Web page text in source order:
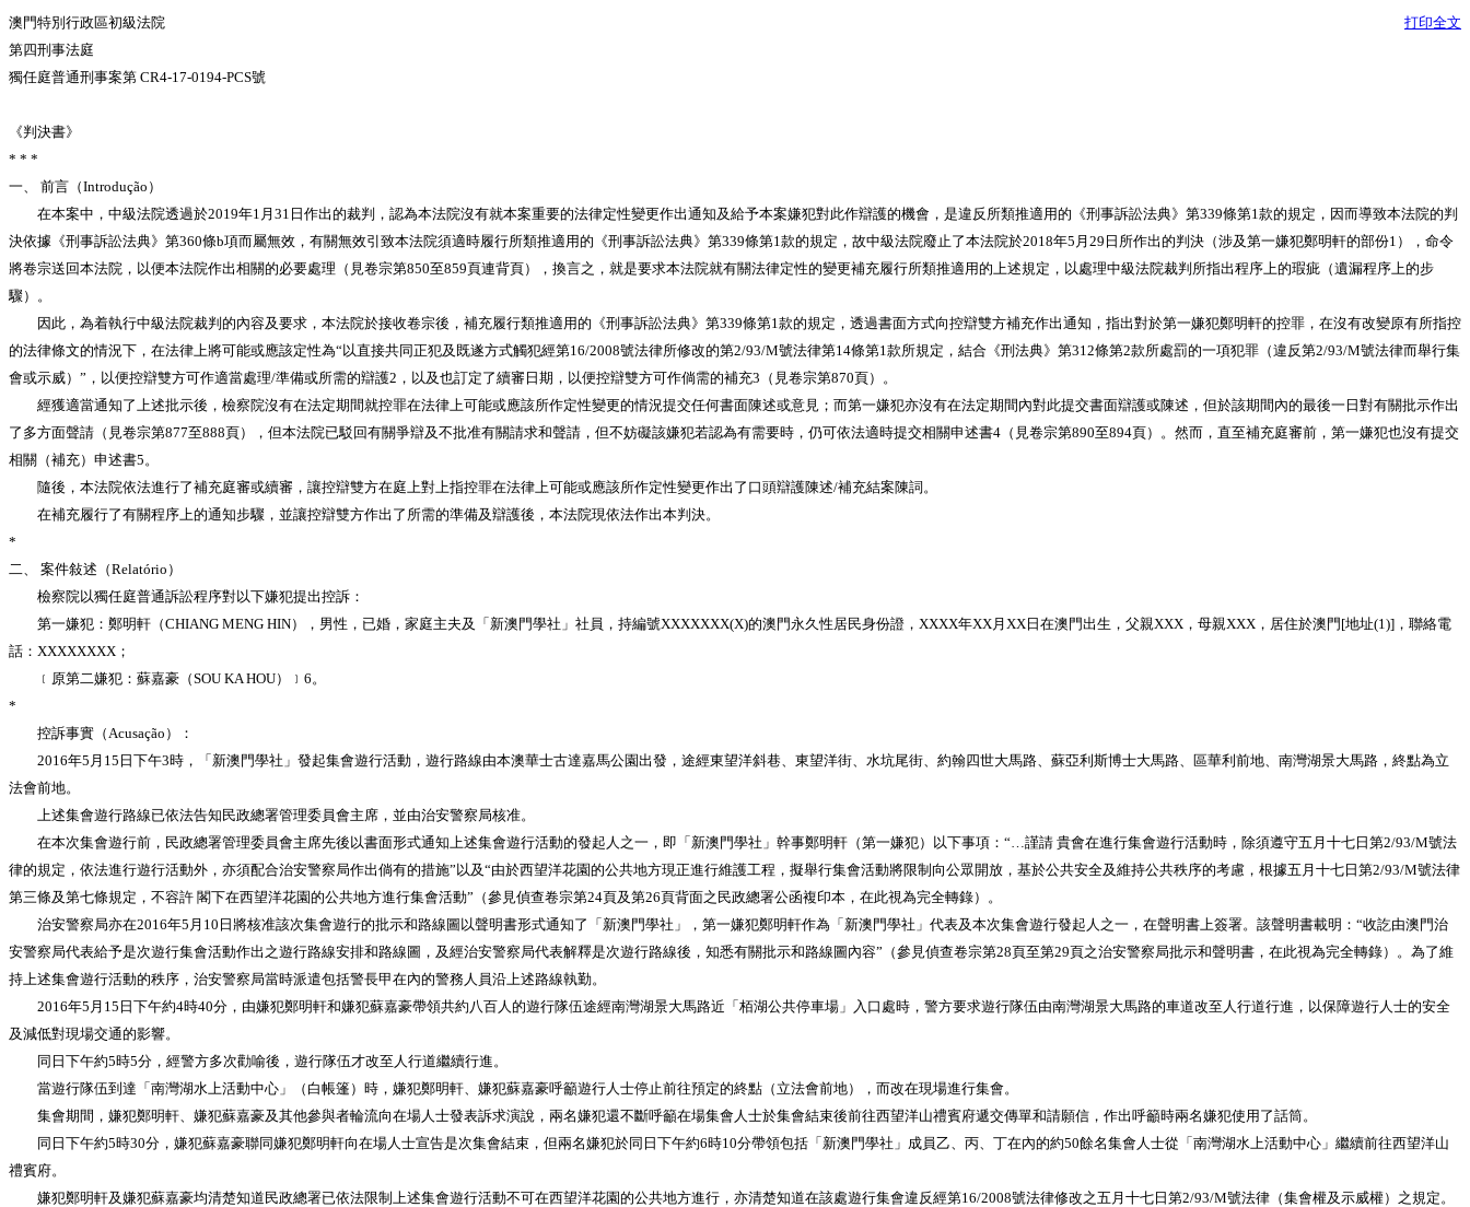
打印全文
澳門特別行政區初級法院
第四刑事法庭
獨任庭普通刑事案第 CR4-17-0194-PCS號
《判決書》
* * *
一、 前言（Introdução）
在本案中，中級法院透過於2019年1月31日作出的裁判，認為本法院沒有就本案重要的法律定性變更作出通知及給予本案嫌犯對此作辯護的機會，是違反所類推適用的《刑事訴訟法典》第339條第1款的規定，因而導致本法院的判
決依據《刑事訴訟法典》第360條b項而屬無效，有關無效引致本法院須適時履行所類推適用的《刑事訴訟法典》第339條第1款的規定，故中級法院廢止了本法院於2018年5月29日所作出的判決（涉及第一嫌犯鄭明軒的部份1），命令
將卷宗送回本法院，以便本法院作出相關的必要處理（見卷宗第850至859頁連背頁），換言之，就是要求本法院就有關法律定性的變更補充履行所類推適用的上述規定，以處理中級法院裁判所指出程序上的瑕疵（遺漏程序上的步
驟）。
因此，為着執行中級法院裁判的內容及要求，本法院於接收卷宗後，補充履行類推適用的《刑事訴訟法典》第339條第1款的規定，透過書面方式向控辯雙方補充作出通知，指出對於第一嫌犯鄭明軒的控罪，在沒有改變原有所指控
的法律條文的情況下，在法律上將可能或應該定性為“以直接共同正犯及既遂方式觸犯經第16/2008號法律所修改的第2/93/M號法律第14條第1款所規定，結合《刑法典》第312條第2款所處罰的一項犯罪（違反第2/93/M號法律而舉行集
會或示威）”，以便控辯雙方可作適當處理/準備或所需的辯護2，以及也訂定了續審日期，以便控辯雙方可作倘需的補充3（見卷宗第870頁）。
經獲適當通知了上述批示後，檢察院沒有在法定期間就控罪在法律上可能或應該所作定性變更的情況提交任何書面陳述或意見；而第一嫌犯亦沒有在法定期間內對此提交書面辯護或陳述，但於該期間內的最後一日對有關批示作出
了多方面聲請（見卷宗第877至888頁），但本法院已駁回有關爭辯及不批准有關請求和聲請，但不妨礙該嫌犯若認為有需要時，仍可依法適時提交相關申述書4（見卷宗第890至894頁）。然而，直至補充庭審前，第一嫌犯也沒有提交
相關（補充）申述書5。
隨後，本法院依法進行了補充庭審或續審，讓控辯雙方在庭上對上指控罪在法律上可能或應該所作定性變更作出了口頭辯護陳述/補充結案陳詞。
在補充履行了有關程序上的通知步驟，並讓控辯雙方作出了所需的準備及辯護後，本法院現依法作出本判決。
*
二、 案件敍述（Relatório）
檢察院以獨任庭普通訴訟程序對以下嫌犯提出控訴：
第一嫌犯：鄭明軒（CHIANG MENG HIN），男性，已婚，家庭主夫及「新澳門學社」社員，持編號XXXXXXX(X)的澳門永久性居民身份證，XXXX年XX月XX日在澳門出生，父親XXX，母親XXX，居住於澳門[地址(1)]，聯絡電
話：XXXXXXXX；
﹝原第二嫌犯：蘇嘉豪（SOU KA HOU）﹞6。
*
控訴事實（Acusação）：
2016年5月15日下午3時，「新澳門學社」發起集會遊行活動，遊行路線由本澳華士古達嘉馬公園出發，途經東望洋斜巷、東望洋街、水坑尾街、約翰四世大馬路、蘇亞利斯博士大馬路、區華利前地、南灣湖景大馬路，終點為立
法會前地。
上述集會遊行路線已依法告知民政總署管理委員會主席，並由治安警察局核准。
在本次集會遊行前，民政總署管理委員會主席先後以書面形式通知上述集會遊行活動的發起人之一，即「新澳門學社」幹事鄭明軒（第一嫌犯）以下事項：“…謹請 貴會在進行集會遊行活動時，除須遵守五月十七日第2/93/M號法
律的規定，依法進行遊行活動外，亦須配合治安警察局作出倘有的措施”以及“由於西望洋花園的公共地方現正進行維護工程，擬舉行集會活動將限制向公眾開放，基於公共安全及維持公共秩序的考慮，根據五月十七日第2/93/M號法律
第三條及第七條規定，不容許 閣下在西望洋花園的公共地方進行集會活動”（參見偵查卷宗第24頁及第26頁背面之民政總署公函複印本，在此視為完全轉錄）。
治安警察局亦在2016年5月10日將核准該次集會遊行的批示和路線圖以聲明書形式通知了「新澳門學社」，第一嫌犯鄭明軒作為「新澳門學社」代表及本次集會遊行發起人之一，在聲明書上簽署。該聲明書載明：“收訖由澳門治
安警察局代表給予是次遊行集會活動作出之遊行路線安排和路線圖，及經治安警察局代表解釋是次遊行路線後，知悉有關批示和路線圖內容”（參見偵查卷宗第28頁至第29頁之治安警察局批示和聲明書，在此視為完全轉錄）。為了維
持上述集會遊行活動的秩序，治安警察局當時派遣包括警長甲在內的警務人員沿上述路線執勤。
2016年5月15日下午約4時40分，由嫌犯鄭明軒和嫌犯蘇嘉豪帶領共約八百人的遊行隊伍途經南灣湖景大馬路近「栢湖公共停車場」入口處時，警方要求遊行隊伍由南灣湖景大馬路的車道改至人行道行進，以保障遊行人士的安全
及減低對現場交通的影響。
同日下午約5時5分，經警方多次勸喻後，遊行隊伍才改至人行道繼續行進。
當遊行隊伍到達「南灣湖水上活動中心」（白帳篷）時，嫌犯鄭明軒、嫌犯蘇嘉豪呼籲遊行人士停止前往預定的終點（立法會前地），而改在現場進行集會。
集會期間，嫌犯鄭明軒、嫌犯蘇嘉豪及其他參與者輪流向在場人士發表訴求演說，兩名嫌犯還不斷呼籲在場集會人士於集會結束後前往西望洋山禮賓府遞交傳單和請願信，作出呼籲時兩名嫌犯使用了話筒。
同日下午約5時30分，嫌犯蘇嘉豪聯同嫌犯鄭明軒向在場人士宣告是次集會結束，但兩名嫌犯於同日下午約6時10分帶領包括「新澳門學社」成員乙、丙、丁在內的約50餘名集會人士從「南灣湖水上活動中心」繼續前往西望洋山
禮賓府。
嫌犯鄭明軒及嫌犯蘇嘉豪均清楚知道民政總署已依法限制上述集會遊行活動不可在西望洋花園的公共地方進行，亦清楚知道在該處遊行集會違反經第16/2008號法律修改之五月十七日第2/93/M號法律（集會權及示威權）之規定。